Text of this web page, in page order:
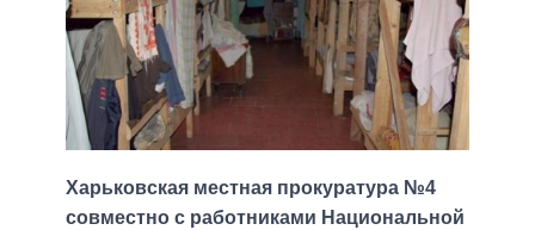
Харьковская местная прокуратура №4
совместно с работниками Национальной